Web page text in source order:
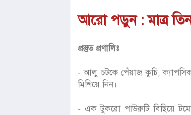
আরো পড়ুন :মাত্র
প্রস্তুত প্রণালিঃ
- আলু চটকে পেঁয়াজ কুচি,
মিশিয়ে নিন।
- এক টুকরো পাউরুটি বিছিয়ে